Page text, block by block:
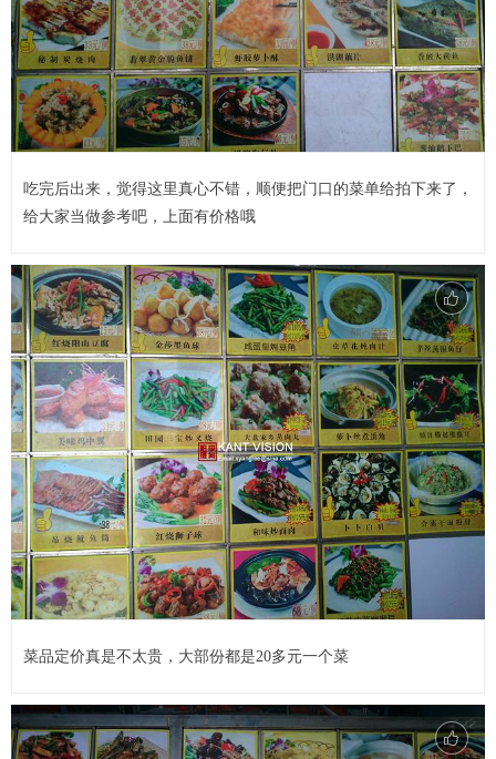
吃完后出来，觉得这里真心不错，顺便把门口的菜单给拍下来了，
给大家当做参考吧，上面有价格哦
菜品定价真是不太贵，大部份都是20多元一个菜